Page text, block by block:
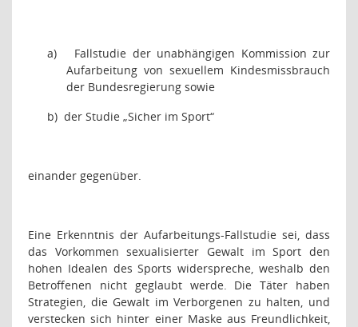
a)
Fallstudie der unabhängigen Kommission zur
Aufarbeitung von sexuellem Kindesmissbrauch
der Bundesregierung sowie
b) der Studie „Sicher im Sport“
einander gegenüber.
Eine Erkenntnis der Aufarbeitungs-Fallstudie sei, dass
das Vorkommen sexualisierter Gewalt im Sport den
hohen Idealen des Sports widerspreche, weshalb den
Betroffenen nicht geglaubt werde. Die Täter haben
Strategien, die Gewalt im Verborgenen zu halten, und
verstecken sich hinter einer Maske aus Freundlichkeit,